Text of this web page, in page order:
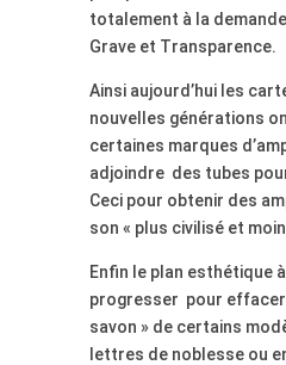
totalement à la
Grave et Transparence.
Ainsi aujourd’hui les
nouvelles générations
certaines marques
adjoindre des tubes
Ceci pour obtenir des
son « plus civilisé et
Enfin le plan esthétique
progresser pour effacer
savon » de certains
lettres de noblesse ou